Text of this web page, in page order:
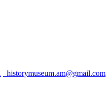
historymuseum.am@gmail.com